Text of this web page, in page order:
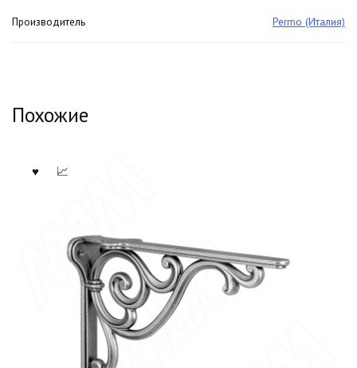
Производитель Permo (Италия)
Похожие